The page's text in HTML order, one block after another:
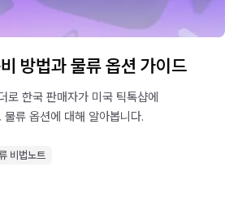
방법과 물류 옵션 가이드
로 한국 판매자가 미국 틱톡샵에
류 옵션에 대해 알아봅니다.
비법노트